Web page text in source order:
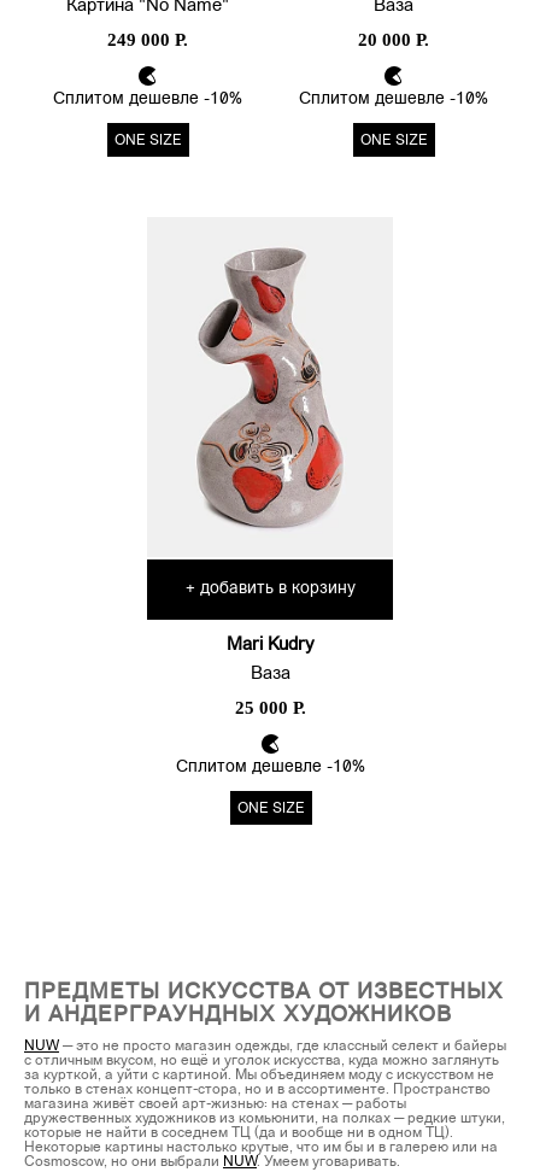
Картина "No Name"
249 000 Р.
Сплитом дешевле -10%
ONE SIZE
Ваза
20 000 Р.
Сплитом дешевле -10%
ONE SIZE
+ добавить в корзину
Mari Kudry
Ваза
25 000 Р.
Сплитом дешевле -10%
ONE SIZE
ПРЕДМЕТЫ ИСКУССТВА ОТ ИЗВЕСТНЫХ
И АНДЕРГРАУНДНЫХ ХУДОЖНИКОВ
NUW — это не просто магазин одежды, где классный селект и байеры
с отличным вкусом, но ещё и уголок искусства, куда можно заглянуть
за курткой, а уйти с картиной. Мы объединяем моду с искусством не
только в стенах концепт-стора, но и в ассортименте. Пространство
магазина живёт своей арт-жизнью: на стенах — работы
дружественных художников из комьюнити, на полках — редкие штуки,
которые не найти в соседнем ТЦ (да и вообще ни в одном ТЦ).
Некоторые картины настолько крутые, что им бы и в галерею или на
Cosmoscow, но они выбрали NUW. Умеем уговаривать.